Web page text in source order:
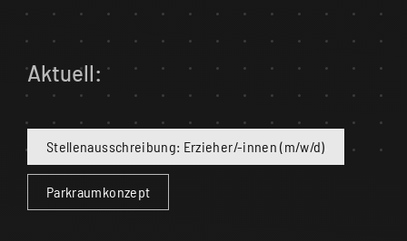
Aktuell:
Stellenausschreibung: Erzieher/-innen (m/w/d)
Parkraumkonzept